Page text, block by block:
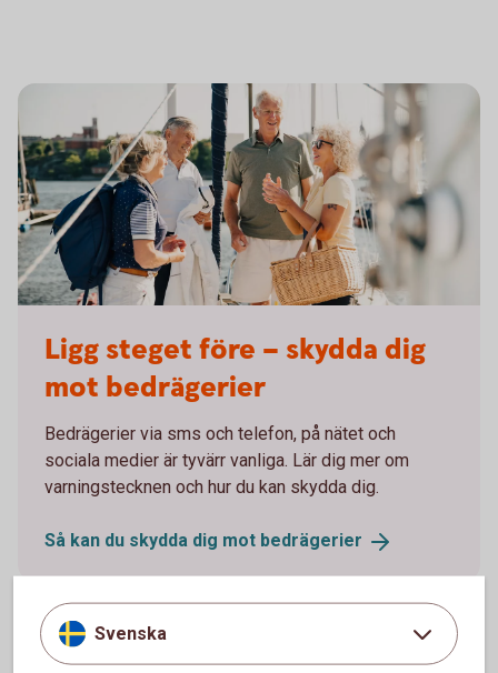
Ligg steget före – skydda dig
mot bedrägerier
Bedrägerier via sms och telefon, på nätet och
sociala medier är tyvärr vanliga. Lär dig mer om
varningstecknen och hur du kan skydda dig.
Så kan du skydda dig mot bedrägerier
Svenska